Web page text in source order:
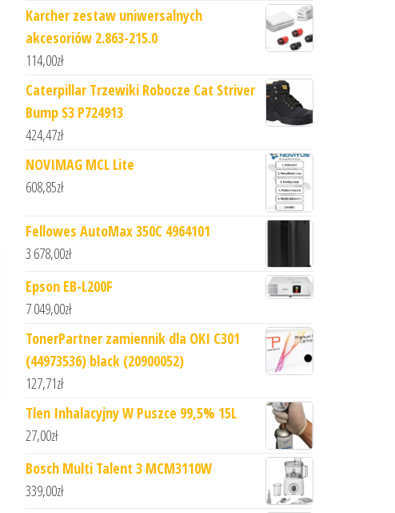
Karcher zestaw uniwersalnych
akcesoriów 2.863-215.0
114,00zł
Caterpillar Trzewiki Robocze Cat Striver
Bump S3 P724913
424,47zł
NOVIMAG MCL Lite
608,85zł
Fellowes AutoMax 350C 4964101
3 678,00zł
Epson EB-L200F
7 049,00zł
TonerPartner zamiennik dla OKI C301
(44973536) black (20900052)
127,71zł
Tlen Inhalacyjny W Puszce 99,5% 15L
27,00zł
Bosch Multi Talent 3 MCM3110W
339,00zł